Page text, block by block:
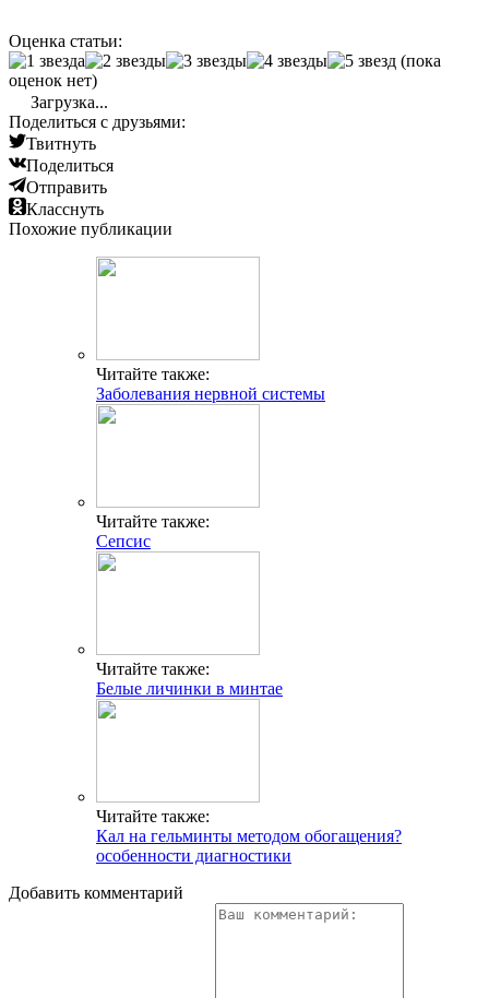
Оценка статьи:
(пока
оценок нет)
Загрузка...
Поделиться с друзьями:
Твитнуть
Поделиться
Отправить
Класснуть
Похожие публикации
Читайте также:
Заболевания нервной системы
Читайте также:
Сепсис
Читайте также:
Белые личинки в минтае
Читайте также:
Кал на гельминты методом обогащения?
особенности диагностики
Добавить комментарий